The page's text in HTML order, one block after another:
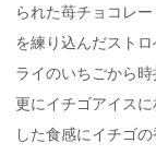
られた苺チョコレ
を練り込んだスト
ライのいちごから
更にイチゴアイス
した食感にイチゴ